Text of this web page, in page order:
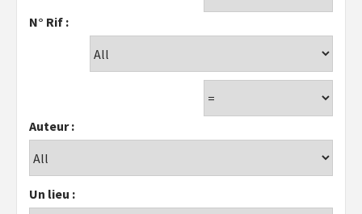
N° Rif :
Auteur :
Un lieu :